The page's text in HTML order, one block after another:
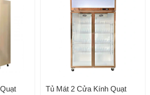
Tủ Mát 2 Cửa Kính Quạt